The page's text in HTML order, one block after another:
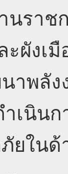
นราช
ผังเ
าพลั
เนิน
ยใน